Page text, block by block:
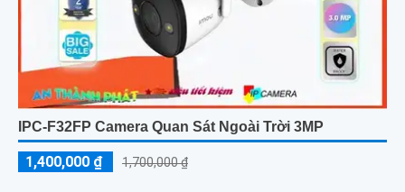
IPC-F32FP Camera Quan Sát Ngoài Trời 3MP
1,400,000 ₫ 1,700,000 ₫